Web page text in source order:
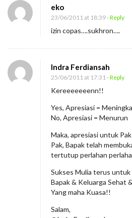
eko
23/06/2011 at 18:39- Reply
izin copas….sukhron….
Indra Ferdiansah
25/06/2011 at 17:31- Reply
Kereeeeeeenn!!
Yes, Apresiasi =
No, Apresiasi = Menurun
Maka, apresiasi untuk
Pak, Bapak telah
tertutup perlahan
Sukses Mulia terus untuk
Bapak & Keluarga Sehat
Yang maha Kuasa!!
Salam,